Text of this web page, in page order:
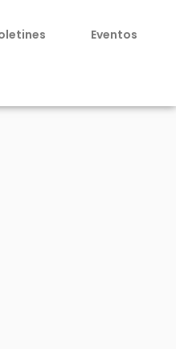
Eventos